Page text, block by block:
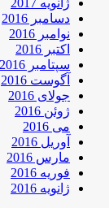
دسامبر 2016
نوامبر 2016
اکتبر 2016
سپتامبر 2016
آگوست 2016
جولای 2016
ژوئن 2016
می 2016
آوریل 2016
مارس 2016
فوریه 2016
ژانویه 2016